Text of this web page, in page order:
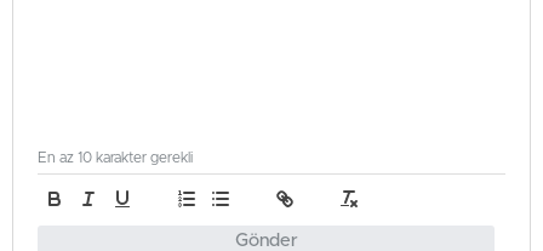
Gönder
En az 10 karakter gerekli